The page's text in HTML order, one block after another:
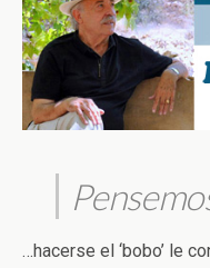
…hacerse el ‘bobo’ le